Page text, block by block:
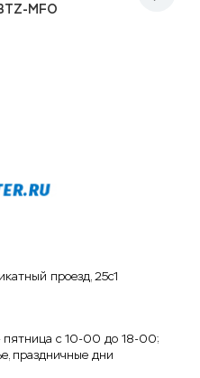
MFO
проезд, 25с1
пятница с 10-00 до 18-00;
праздничные дни